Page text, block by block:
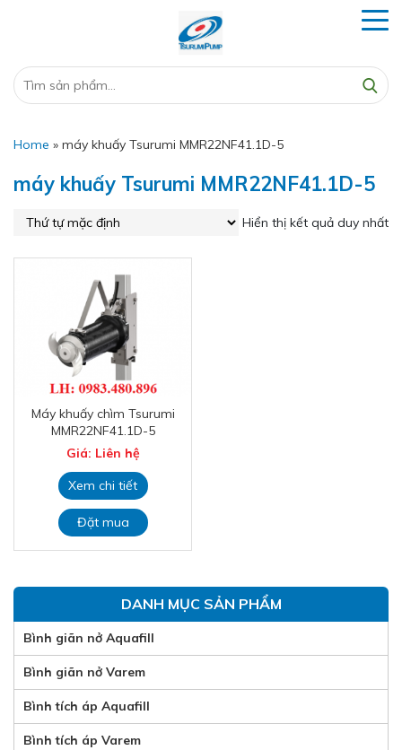
Home » máy khuấy Tsurumi MMR22NF41.1D-5
máy khuấy Tsurumi MMR22NF41.1D-5
Hiển thị kết quả duy nhất
Máy khuấy chìm Tsurumi
MMR22NF41.1D-5
Giá: Liên hệ
Xem chi tiết
Đặt mua
DANH MỤC SẢN PHẨM
Bình giãn nở Aquafill
Bình giãn nở Varem
Bình tích áp Aquafill
Bình tích áp Varem